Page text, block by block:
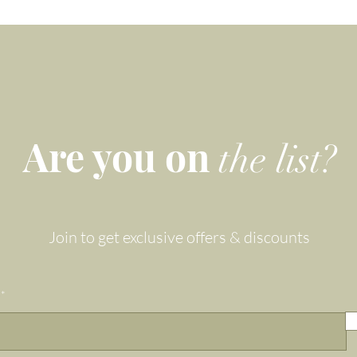
umweltfreundliche Verpackung rundet das Design
Are you on the list?
Join to get exclusive offers & discounts